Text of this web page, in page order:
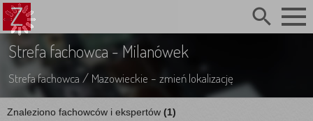
search
Strefa fachowca - Milanówek
Strefa fachowca / Mazowieckie - zmień lokalizację
Znaleziono fachowców i ekspertów (1)